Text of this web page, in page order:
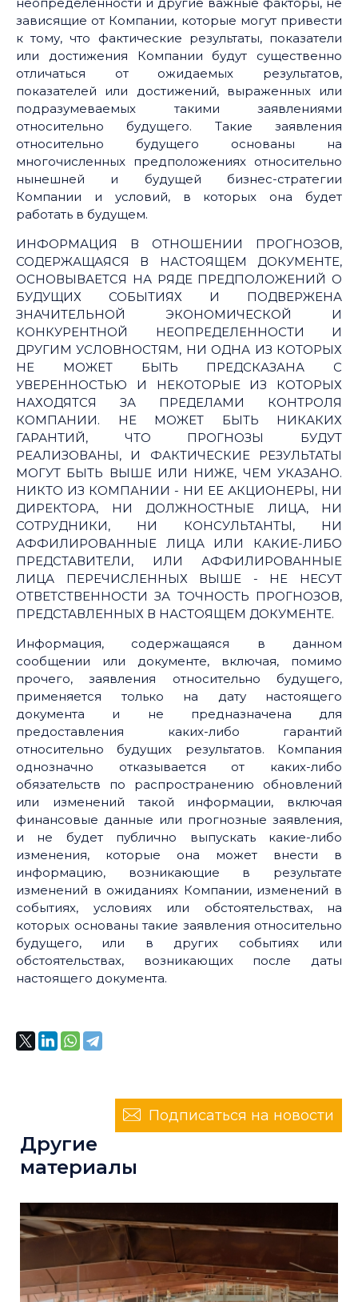
зависящие от Компании, которые могут привести
к тому, что фактические результаты, показатели
или достижения Компании будут существенно
отличаться от ожидаемых результатов,
показателей или достижений, выраженных или
подразумеваемых такими заявлениями
относительно будущего. Такие заявления
относительно будущего основаны на
многочисленных предположениях относительно
нынешней и будущей бизнес-стратегии
Компании и условий, в которых она будет
работать в будущем.
ИНФОРМАЦИЯ В ОТНОШЕНИИ ПРОГНОЗОВ,
СОДЕРЖАЩАЯСЯ В НАСТОЯЩЕМ ДОКУМЕНТЕ,
ОСНОВЫВАЕТСЯ НА РЯДЕ ПРЕДПОЛОЖЕНИЙ О
БУДУЩИХ СОБЫТИЯХ И ПОДВЕРЖЕНА
ЗНАЧИТЕЛЬНОЙ ЭКОНОМИЧЕСКОЙ И
КОНКУРЕНТНОЙ НЕОПРЕДЕЛЕННОСТИ И
ДРУГИМ УСЛОВНОСТЯМ, НИ ОДНА ИЗ КОТОРЫХ
НЕ МОЖЕТ БЫТЬ ПРЕДСКАЗАНА С
УВЕРЕННОСТЬЮ И НЕКОТОРЫЕ ИЗ КОТОРЫХ
НАХОДЯТСЯ ЗА ПРЕДЕЛАМИ КОНТРОЛЯ
КОМПАНИИ. НЕ МОЖЕТ БЫТЬ НИКАКИХ
ГАРАНТИЙ, ЧТО ПРОГНОЗЫ БУДУТ
РЕАЛИЗОВАНЫ, И ФАКТИЧЕСКИЕ РЕЗУЛЬТАТЫ
МОГУТ БЫТЬ ВЫШЕ ИЛИ НИЖЕ, ЧЕМ УКАЗАНО.
НИКТО ИЗ КОМПАНИИ - НИ ЕЕ АКЦИОНЕРЫ, НИ
ДИРЕКТОРА, НИ ДОЛЖНОСТНЫЕ ЛИЦА, НИ
СОТРУДНИКИ, НИ КОНСУЛЬТАНТЫ, НИ
АФФИЛИРОВАННЫЕ ЛИЦА ИЛИ КАКИЕ-ЛИБО
ПРЕДСТАВИТЕЛИ, ИЛИ АФФИЛИРОВАННЫЕ
ЛИЦА ПЕРЕЧИСЛЕННЫХ ВЫШЕ - НЕ НЕСУТ
ОТВЕТСТВЕННОСТИ ЗА ТОЧНОСТЬ ПРОГНОЗОВ,
ПРЕДСТАВЛЕННЫХ В НАСТОЯЩЕМ ДОКУМЕНТЕ.
Информация, содержащаяся в данном
сообщении или документе, включая, помимо
прочего, заявления относительно будущего,
применяется только на дату настоящего
документа и не предназначена для
предоставления каких-либо гарантий
относительно будущих результатов. Компания
однозначно отказывается от каких-либо
обязательств по распространению обновлений
или изменений такой информации, включая
финансовые данные или прогнозные заявления,
и не будет публично выпускать какие-либо
изменения, которые она может внести в
информацию, возникающие в результате
изменений в ожиданиях Компании, изменений в
событиях, условиях или обстоятельствах, на
которых основаны такие заявления относительно
будущего, или в других событиях или
обстоятельствах, возникающих после даты
настоящего документа.
Подписаться на новости
Другие
материалы